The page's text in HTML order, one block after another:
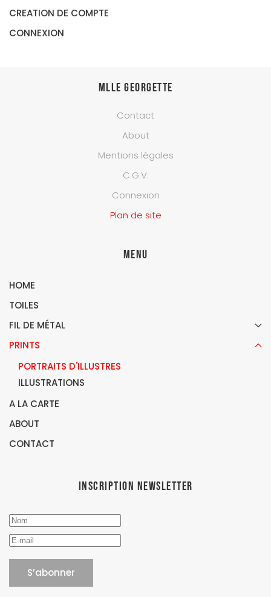
CREATION DE COMPTE
CONNEXION
Mlle Georgette
Contact
About
Mentions légales
C.G.V.
Connexion
Plan de site
Menu
HOME
TOILES
FIL DE MÉTAL
PRINTS
PORTRAITS D'ILLUSTRES
ILLUSTRATIONS
A LA CARTE
ABOUT
CONTACT
Inscription newsletter